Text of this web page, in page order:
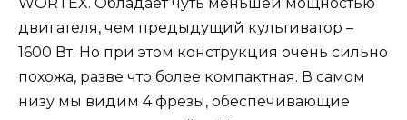
двигателя, чем предыдущий культиватор –
1600 Вт. Но при этом конструкция очень сильно
похожа, разве что более компактная. В самом
низу мы видим 4 фрезы, обеспечивающие